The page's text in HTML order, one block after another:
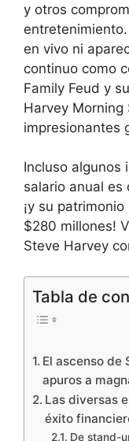
y otros
en vivo ni
continuo como
Family Feud y
Harvey
impresionantes
Incluso algunos
salario anual
¡y su
$280 millones!
Steve Harvey
Tabla de
El ascenso de
apuros a
Las diversas
éxito
De stand-